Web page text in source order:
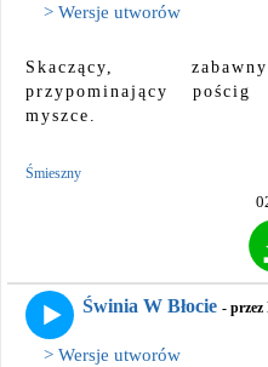
> Wersje utworów
Skaczący,
przypominający
myszce.
Śmieszny
Świnia W Błocie - przez
> Wersje utworów